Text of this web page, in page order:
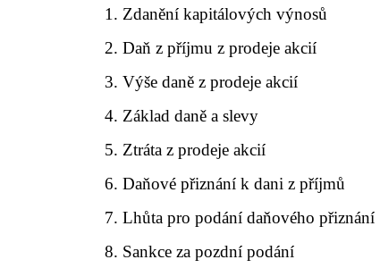
Zdanění kapitálových výnosů
Daň z příjmu z prodeje akcií
Výše daně z prodeje akcií
Základ daně a slevy
Ztráta z prodeje akcií
Daňové přiznání k dani z příjmů
Lhůta pro podání daňového přiznání
Sankce za pozdní podání